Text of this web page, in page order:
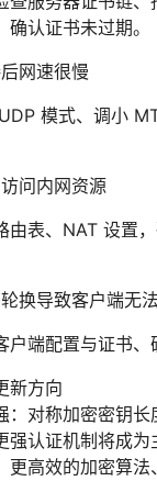
确认证书未过期。
网速很慢
模式、调小
问内网资源
由表、NAT 设置
换导致客户端无
户端配置与证书、
新方向
：对称加密密钥长
强认证机制将成为
更高效的加密算